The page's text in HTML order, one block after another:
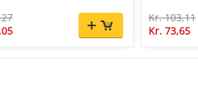
Kr. 103,11
Kr. 73,65